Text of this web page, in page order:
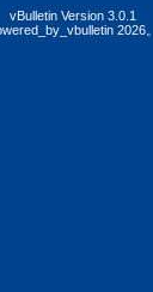
vBulletin Version 3.0.1
2026。